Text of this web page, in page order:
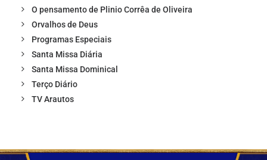
O pensamento de Plinio Corrêa de Oliveira
Orvalhos de Deus
Programas Especiais
Santa Missa Diária
Santa Missa Dominical
Terço Diário
TV Arautos